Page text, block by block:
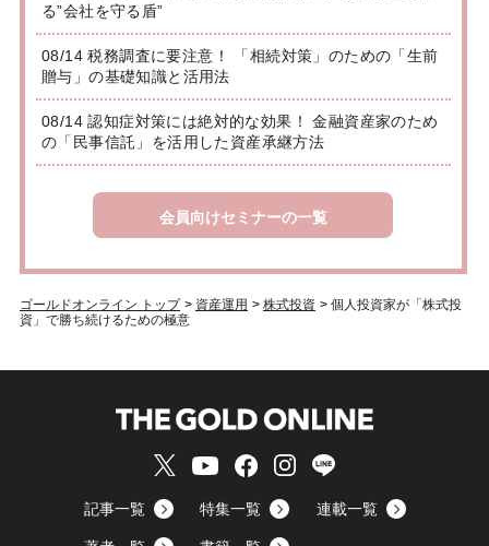
る”会社を守る盾”
08/14 税務調査に要注意！ 「相続対策」のための「生前
贈与」の基礎知識と活用法
08/14 認知症対策には絶対的な効果！ 金融資産家のため
の「民事信託」を活用した資産承継方法
会員向けセミナーの一覧
ゴールドオンライン トップ > 資産運用 > 株式投資 > 個人投資家が「株式投
資」で勝ち続けるための極意
記事一覧 特集一覧 連載一覧